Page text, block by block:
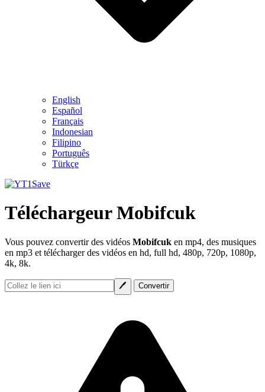
English
Español
Français
Indonesian
Filipino
Português
Türkçe
Téléchargeur Mobifcuk
Vous pouvez convertir des vidéos Mobifcuk en mp4, des musiques
en mp3 et télécharger des vidéos en hd, full hd, 480p, 720p, 1080p,
4k, 8k.